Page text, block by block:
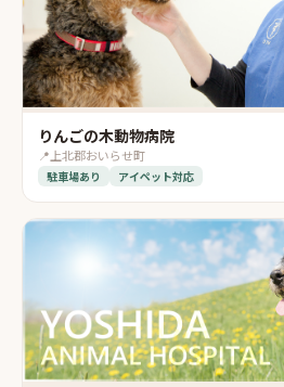
りんごの木動物病院
📍 上北郡おいらせ町
駐車場あり アイペット対応